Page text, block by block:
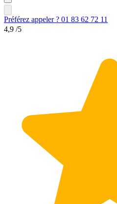
Préférez appeler ? 01 83 62 72 11
4,9 /5